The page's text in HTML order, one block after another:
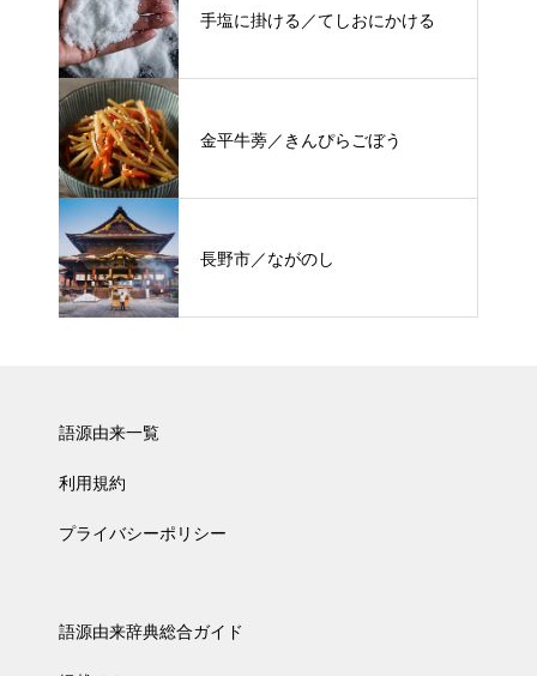
手塩に掛ける／てしおにかける
金平牛蒡／きんぴらごぼう
長野市／ながのし
語源由来一覧
利用規約
プライバシーポリシー
語源由来辞典総合ガイド